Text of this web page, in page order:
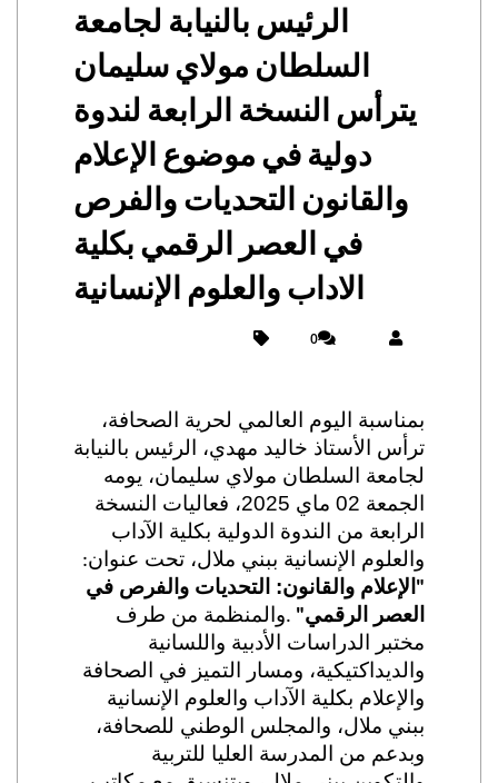
الرئيس بالنيابة لجامعة
السلطان مولاي سليمان
يترأس النسخة الرابعة لندوة
دولية في موضوع الإعلام
والقانون التحديات والفرص
في العصر الرقمي بكلية
الاداب والعلوم الإنسانية
0
بمناسبة اليوم العالمي لحرية الصحافة،
ترأس الأستاذ خاليد مهدي، الرئيس بالنيابة
لجامعة السلطان مولاي سليمان، يومه
الجمعة 02
ماي
فعاليات النسخة
الرابعة من الندوة الدولية بكلية الآداب
والعلوم الإنسانية ببني ملال، تحت عنوان:
" الإعلام والقانون: التحديات والفرص في
العصر الرقمي"
.و المنظمة من طرف
مختبر الدراسات الأدبية واللسانية
والديداكتيكية، ومسار التميز في الصحافة
والإعلام بكلية الآداب والعلوم الإنسانية
ببني ملال، والمجلس الوطني للصحافة،
وبدعم من المدرسة العليا للتربية